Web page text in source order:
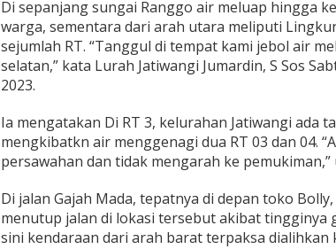
Di sepanjang sungai Ranggo air meluap hingga
warga, sementara dari arah utara meliputi
sejumlah RT. “Tanggul di tempat kami jebol air
selatan,” kata Lurah Jatiwangi Jumardin, S Sos
2023.
Ia mengatakan Di RT 3, kelurahan Jatiwangi ada
mengkibatkn air menggenagi dua RT 03 dan 04.
persawahan dan tidak mengarah ke pemukiman,”
Di jalan Gajah Mada, tepatnya di depan toko
menutup jalan di lokasi tersebut akibat tingginya
sini kendaraan dari arah barat terpaksa dialihkan